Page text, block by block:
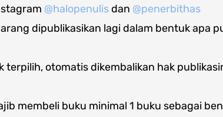
@halopenulisdan @penerbithas
dipublikasikan lagi dalam bentuk apa
terpilih, otomatis dikembalikan hak
membeli buku minimal 1 buku sebagai